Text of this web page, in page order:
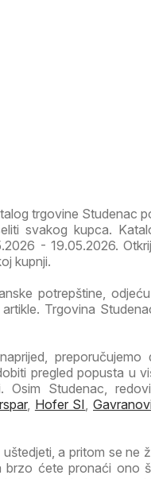
trgovine Studenac
svakog kupca.
- 19.05.2026.
kupnji.
potrepštine,
Trgovina
preporučujemo
pregled popusta u
Osim Studenac,
, Hofer SI ,
a pritom se ne
brzo ćete pronaći ono